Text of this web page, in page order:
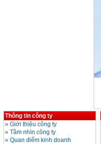
Thông tin công ty
» Giới thiệu công ty
» Tầm nhìn công ty
» Quan điểm kinh doanh